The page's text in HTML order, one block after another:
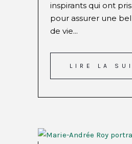
inspirants qui ont
pour assurer une
de vie...
LIRE LA